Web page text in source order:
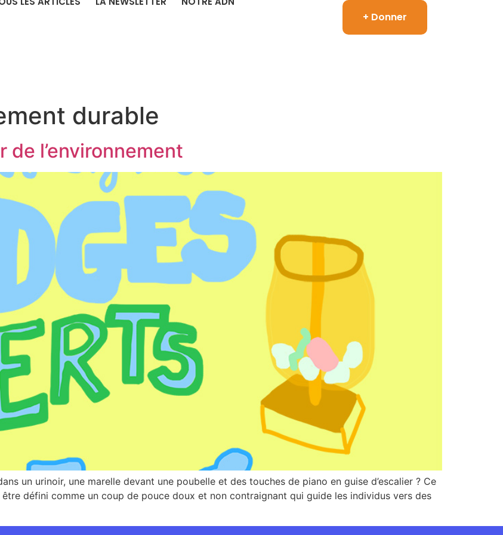
+ Donner
durable
l’environnement
un urinoir, une marelle devant une poubelle et des touches de piano en guise d’escalier ? Ce
défini comme un coup de pouce doux et non contraignant qui guide les individus vers des